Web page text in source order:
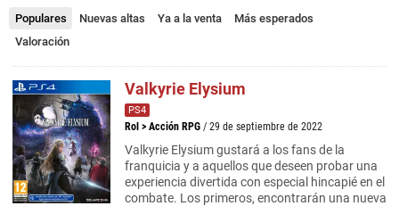
Populares Nuevas altas Ya a la venta
Más esperados
Valoración
Valkyrie Elysium
PS4
Rol > Acción RPG / 29 de septiembre de 2022
Valkyrie Elysium gustará a los fans de la
franquicia y a aquellos que deseen probar una
experiencia divertida con especial hincapié en el
combate. Los primeros, encontrarán una nueva